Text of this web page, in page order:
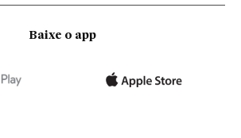
Baixe o app